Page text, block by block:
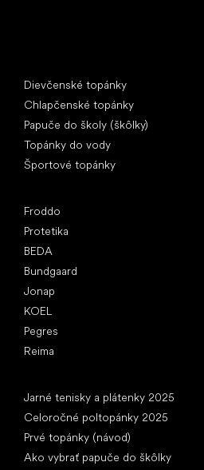
Dievčenské topánky
Chlapčenské topánky
Papuče do školy (škôlky)
Topánky do vody
Športové topánky
Froddo
Protetika
BEDA
Bundgaard
Jonap
KOEL
Pegres
Reima
Jarné tenisky a plátenky 2025
Celoročné poltopánky 2025
Prvé topánky (návod)
Ako vybrať papuče do škôlky